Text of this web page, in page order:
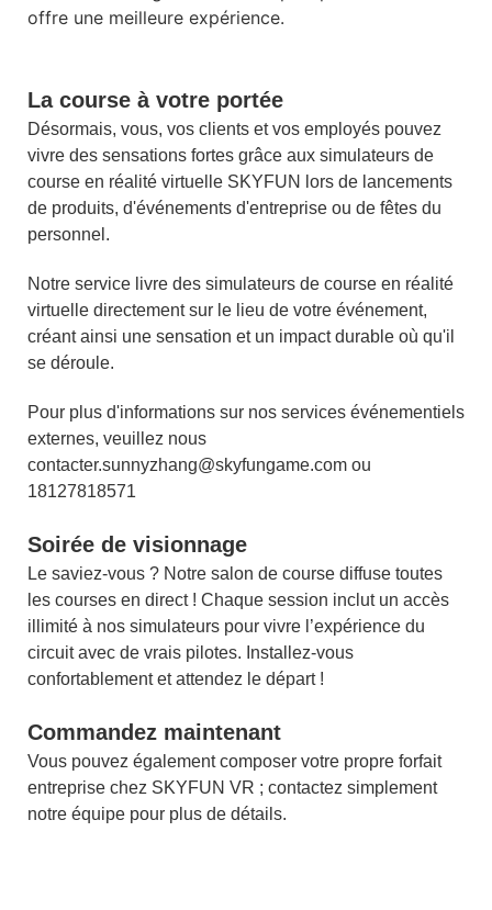
offre une meilleure expérience.
La course à votre portée
Désormais, vous, vos clients et vos employés pouvez
vivre des sensations fortes grâce aux simulateurs de
course en réalité virtuelle SKYFUN lors de lancements
de produits, d'événements d'entreprise ou de fêtes du
personnel.
Notre service livre des simulateurs de course en réalité
virtuelle directement sur le lieu de votre événement,
créant ainsi une sensation et un impact durable où qu'il
se déroule.
Pour plus d'informations sur nos services événementiels
externes, veuillez nous
contacter.sunnyzhang@skyfungame.com ou
18127818571
Soirée de visionnage
Le saviez-vous ? Notre salon de course diffuse toutes
les courses en direct ! Chaque session inclut un accès
illimité à nos simulateurs pour vivre l’expérience du
circuit avec de vrais pilotes. Installez-vous
confortablement et attendez le départ !
Commandez maintenant
Vous pouvez également composer votre propre forfait
entreprise chez SKYFUN VR ; contactez simplement
notre équipe pour plus de détails.